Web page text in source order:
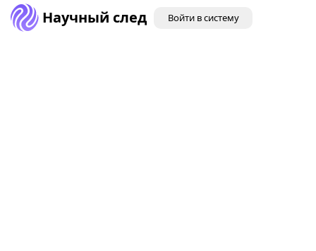
Научный след Войти в систему